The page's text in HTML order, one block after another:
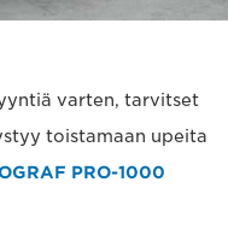
varten, tarvitset
toistamaan upeita
PRO-1000